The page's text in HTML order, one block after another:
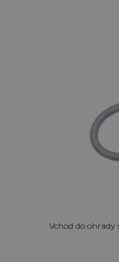
Vchod do ohrady